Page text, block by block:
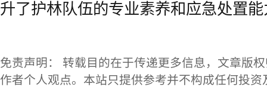
升了护林队伍的专业素养和应急处置
免责声明： 转载目的在于传递更多信息，文章版
作者个人观点。本站只提供参考并不构成任何投